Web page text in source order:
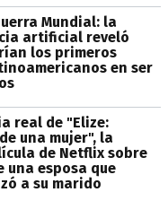
Mundial: la
artificial reveló
los primeros
en ser
real de "Elize:
una mujer", la
de Netflix sobre
una esposa que
a su marido